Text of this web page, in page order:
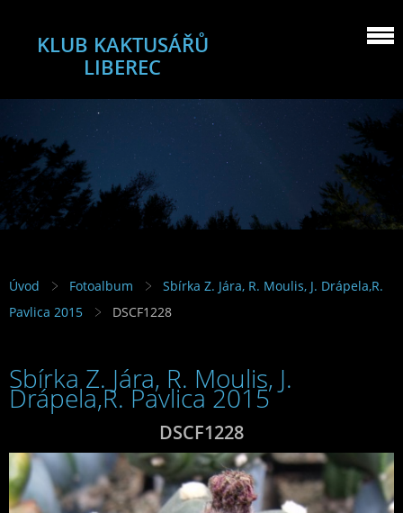
KLUB KAKTUSÁŘŮ
LIBEREC
Úvod Fotoalbum
Sbírka Z. Jára, R. Moulis, J. Drápela,R.
Pavlica 2015
DSCF1228
Sbírka Z. Jára, R. Moulis, J.
Drápela,R. Pavlica 2015
DSCF1228